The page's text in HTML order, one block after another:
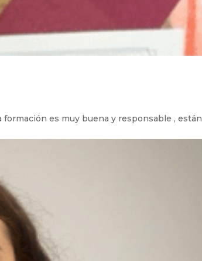
es muy buena y responsable , están